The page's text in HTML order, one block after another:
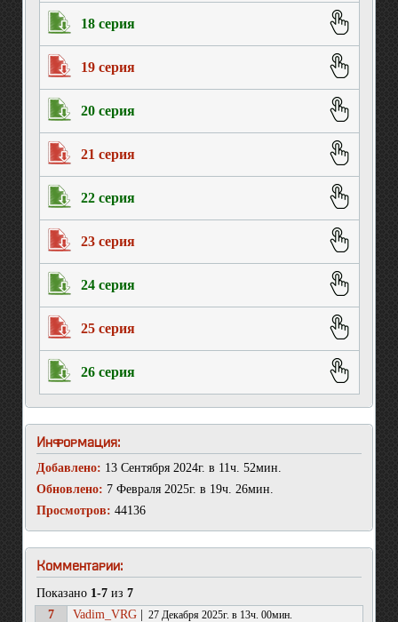
18 серия
19 серия
20 серия
21 серия
22 серия
23 серия
24 серия
25 серия
26 серия
Информация:
Добавлено: 13 Сентября 2024г. в 11ч. 52мин.
Обновлено: 7 Февраля 2025г. в 19ч. 26мин.
Просмотров: 44136
Комментарии:
Показано 1-7 из 7
7
Vadim_VRG 27 Декабря 2025г. в 13ч. 00мин.